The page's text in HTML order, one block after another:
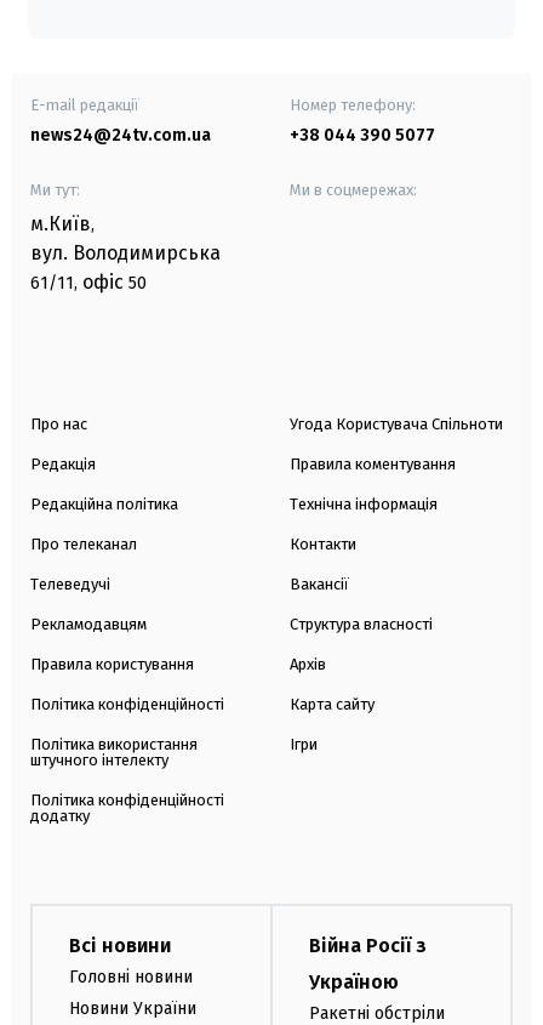
E-mail редакції
news24@24tv.com.ua
Номер телефону:
+38 044 390 5077
Ми тут:
м.Київ,
вул. Володимирська
61/11, офіс 50
Ми в соцмережах:
Про нас
Редакція
Редакційна політика
Про телеканал
Телеведучі
Рекламодавцям
Правила користування
Політика конфіденційності
Політика використання
штучного інтелекту
Політика конфіденційності
додатку
Угода Користувача Спільноти
Правила коментування
Технічна інформація
Контакти
Вакансії
Структура власності
Архів
Карта сайту
Ігри
Всі новини
Головні новини
Новини України
Війна Росії з
Україною
Ракетні обстріли